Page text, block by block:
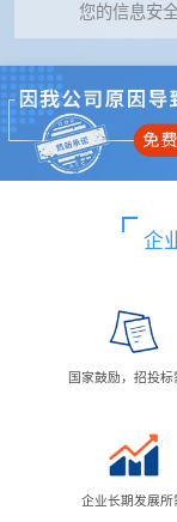
您的信息安
企
国家鼓励，招投标
企业长期发展所